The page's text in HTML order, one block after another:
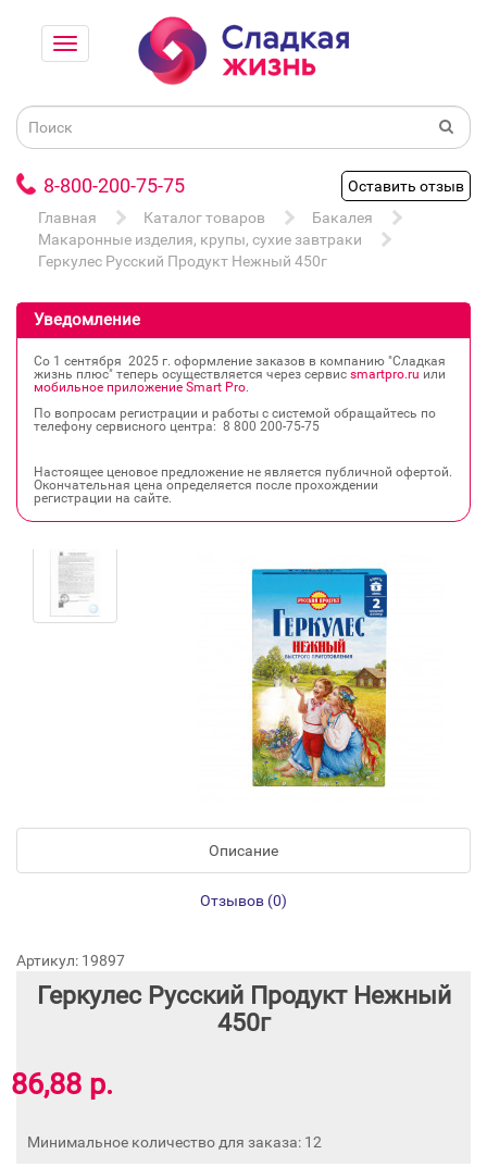
8-800-200-75-75
Оставить отзыв
Главная
Каталог товаров
Бакалея
Макаронные изделия, крупы, сухие завтраки
Геркулес Русский Продукт Нежный 450г
Уведомление
Со 1 сентября 2025 г. оформление заказов в компанию "Сладкая
жизнь плюс" теперь осуществляется через сервис smartpro.ru или
мобильное приложение Smart Pro.
По вопросам регистрации и работы с системой обращайтесь по
телефону сервисного центра: 8 800 200‐75‐75
Настоящее ценовое предложение не является публичной офертой.
Окончательная цена определяется после прохождении
регистрации на сайте.
Описание
Отзывов (0)
Артикул: 19897
Геркулес Русский Продукт Нежный
450г
86,88 р.
Минимальное количество для заказа: 12